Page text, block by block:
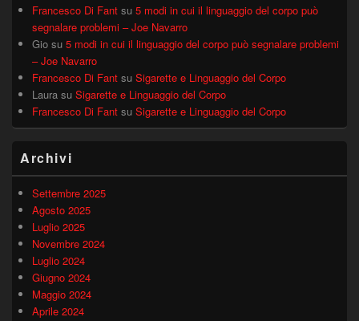
Francesco Di Fant su 5 modi in cui il linguaggio del corpo può
segnalare problemi – Joe Navarro
Gio su 5 modi in cui il linguaggio del corpo può segnalare problemi
– Joe Navarro
Francesco Di Fant su Sigarette e Linguaggio del Corpo
Laura su Sigarette e Linguaggio del Corpo
Francesco Di Fant su Sigarette e Linguaggio del Corpo
Archivi
Settembre 2025
Agosto 2025
Luglio 2025
Novembre 2024
Luglio 2024
Giugno 2024
Maggio 2024
Aprile 2024